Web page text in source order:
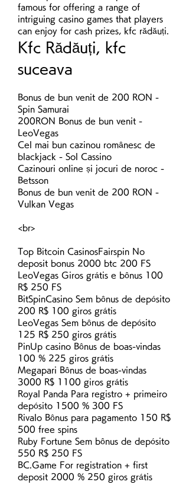
famous for offering a range of
intriguing casino games that players
can enjoy for cash prizes, kfc rădăuți.
Kfc Rădăuți, kfc
suceava
Bonus de bun venit de 200 RON -
Spin Samurai
200RON Bonus de bun venit -
LeoVegas
Cel mai bun cazinou românesc de
blackjack - Sol Cassino
Cazinouri online și jocuri de noroc -
Betsson
Bonus de bun venit de 200 RON -
Vulkan Vegas
<br>
Top Bitcoin CasinosFairspin No
deposit bonus 2000 btc 200 FS
LeoVegas Giros grátis e bônus 100
R$ 250 FS
BitSpinCasino Sem bônus de depósito
200 R$ 100 giros grátis
LeoVegas Sem bônus de depósito
125 R$ 250 giros grátis
PinUp casino Bônus de boas-vindas
100 % 225 giros grátis
Megapari Bônus de boas-vindas
3000 R$ 1100 giros grátis
Royal Panda Para registro + primeiro
depósito 1500 % 300 FS
Rivalo Bônus para pagamento 150 R$
500 free spins
Ruby Fortune Sem bônus de depósito
550 R$ 250 FS
BC.Game For registration + first
deposit 2000 % 250 giros grátis